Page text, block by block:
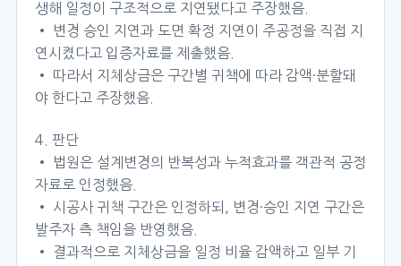
생해 일정이 구조적으로 지연됐다고 주장했음.
• 변경 승인 지연과 도면 확정 지연이 주공정을 직접 지
연시켰다고 입증자료를 제출했음.
• 따라서 지체상금은 구간별 귀책에 따라 감액·분할돼
야 한다고 주장했음.
4. 판단
• 법원은 설계변경의 반복성과 누적효과를 객관적 공정
자료로 인정했음.
• 시공사 귀책 구간은 인정하되, 변경·승인 지연 구간은
발주자 측 책임을 반영했음.
• 결과적으로 지체상금을 일정 비율 감액하고 일부 기